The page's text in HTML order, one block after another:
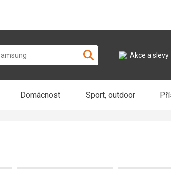
Akce a slevy
Domácnost Sport, outdoor